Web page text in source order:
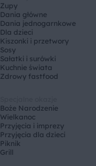
Zupy
Dania główne
Dania jednogarnkowe
Dla dzieci
Kiszonki i przetwory
Sosy
Sałatki i surówki
Kuchnie świata
Zdrowy fastfood
Boże Narodzenie
Wielkanoc
Przyjęcia i imprezy
Przyjęcia dla dzieci
Piknik
Grill